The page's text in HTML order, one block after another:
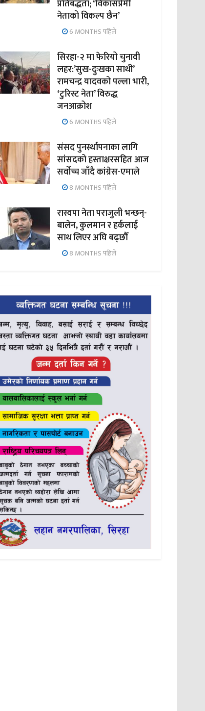
प्रतिबद्धता; ‘विकासप्रेमी
नेताको विकल्प छैन’
6 MONTHS पहिले
सिरहा-२ मा फेरियो चुनावी
लहर:’सुख-दुःखका साथी’
रामचन्द्र यादवको पल्ला भारी,
‘टुरिस्ट नेता’ विरुद्ध
जनआक्रोश
6 MONTHS पहिले
संसद पुनर्स्थापनाका लागि
सांसदको हस्ताक्षरसहित आज
सर्वोच्च जाँदै कांग्रेस-एमाले
8 MONTHS पहिले
रास्वपा नेता पराजुली भन्छन्-
बालेन, कुलमान र हर्कलाई
साथ लिएर अघि बढ्छौँ
8 MONTHS पहिले